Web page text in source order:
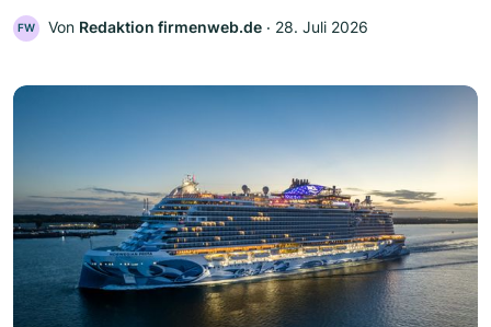
FW Von Redaktion firmenweb.de ‧ 28. Juli 2026